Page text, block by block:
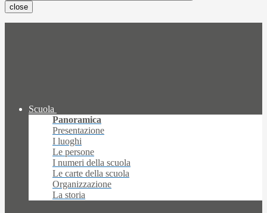
close
Scuola
Panoramica
Presentazione
I luoghi
Le persone
I numeri della scuola
Le carte della scuola
Organizzazione
La storia